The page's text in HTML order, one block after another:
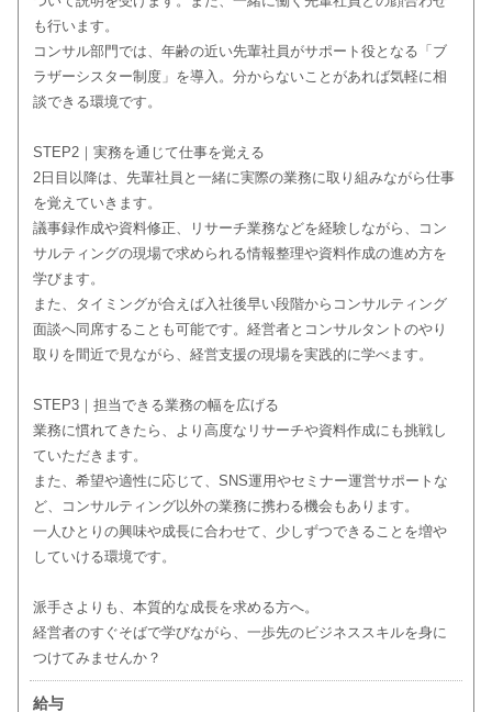
も行います。
コンサル部門では、年齢の近い先輩社員がサポート役となる「ブ
ラザーシスター制度」を導入。分からないことがあれば気軽に相
談できる環境です。
STEP2｜実務を通じて仕事を覚える
2日目以降は、先輩社員と一緒に実際の業務に取り組みながら仕事
を覚えていきます。
議事録作成や資料修正、リサーチ業務などを経験しながら、コン
サルティングの現場で求められる情報整理や資料作成の進め方を
学びます。
また、タイミングが合えば入社後早い段階からコンサルティング
面談へ同席することも可能です。経営者とコンサルタントのやり
取りを間近で見ながら、経営支援の現場を実践的に学べます。
STEP3｜担当できる業務の幅を広げる
業務に慣れてきたら、より高度なリサーチや資料作成にも挑戦し
ていただきます。
また、希望や適性に応じて、SNS運用やセミナー運営サポートな
ど、コンサルティング以外の業務に携わる機会もあります。
一人ひとりの興味や成長に合わせて、少しずつできることを増や
していける環境です。
派手さよりも、本質的な成長を求める方へ。
経営者のすぐそばで学びながら、一歩先のビジネススキルを身に
つけてみませんか？
給与